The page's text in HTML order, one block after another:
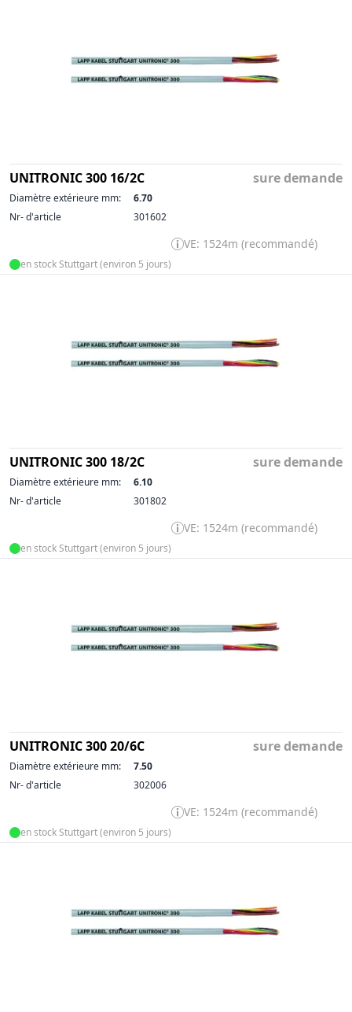
UNITRONIC 300 16/2C sure demande
Diamètre extérieure mm:
6.70
Nr- d'article
301602
VE: 1524m (recommandé)
en stock Stuttgart (environ 5 jours)
UNITRONIC 300 18/2C sure demande
Diamètre extérieure mm:
6.10
Nr- d'article
301802
VE: 1524m (recommandé)
en stock Stuttgart (environ 5 jours)
UNITRONIC 300 20/6C sure demande
Diamètre extérieure mm:
7.50
Nr- d'article
302006
VE: 1524m (recommandé)
en stock Stuttgart (environ 5 jours)